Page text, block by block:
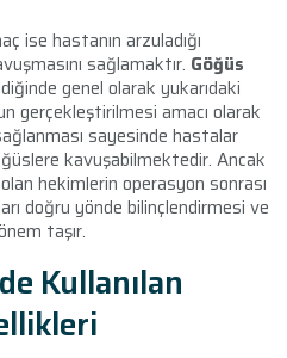
ise hastanın arzuladığı
sağlamaktır. Göğüs
genel olarak yukarıdaki
gerçekleştirilmesi amacı olarak
sayesinde hastalar
kavuşabilmektedir. Ancak
hekimlerin operasyon sonrası
doğru yönde bilinçlendirmesi ve
taşır.
Kullanılan